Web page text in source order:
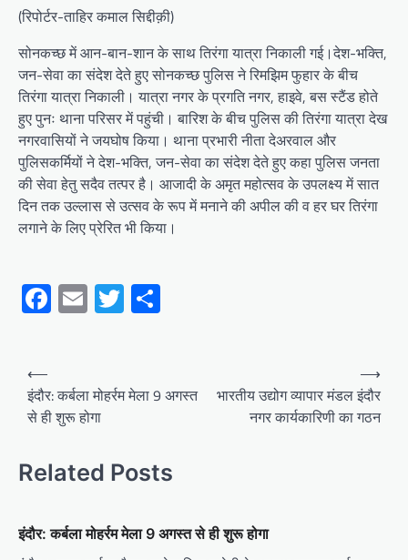
(रिपोर्टर-ताहिर कमाल सिद्दीक़ी)
सोनकच्छ में आन-बान-शान के साथ तिरंगा यात्रा निकाली गई।देश-भक्ति,
जन-सेवा का संदेश देते हुए सोनकच्छ पुलिस ने रिमझिम फुहार के बीच
तिरंगा यात्रा निकाली। यात्रा नगर के प्रगति नगर, हाइवे, बस स्टैंड होते
हुए पुनः थाना परिसर में पहुंची। बारिश के बीच पुलिस की तिरंगा यात्रा देख
नगरवासियों ने जयघोष किया। थाना प्रभारी नीता देअरवाल और
पुलिसकर्मियों ने देश-भक्ति, जन-सेवा का संदेश देते हुए कहा पुलिस जनता
की सेवा हेतु सदैव तत्पर है। आजादी के अमृत महोत्सव के उपलक्ष्य में सात
दिन तक उल्लास से उत्सव के रूप में मनाने की अपील की व हर घर तिरंगा
लगाने के लिए प्रेरित भी किया।
Facebook
EmailTwitter
Post
navigation
⟵
इंदौर: कर्बला मोहर्रम मेला 9 अगस्त
से ही शुरू होगा
भारतीय उद्योग व्यापार मंडल इंदौर
नगर कार्यकारिणी का गठन
⟶
Related Posts
इंदौर: कर्बला मोहर्रम मेला 9 अगस्त से ही शुरू होगा